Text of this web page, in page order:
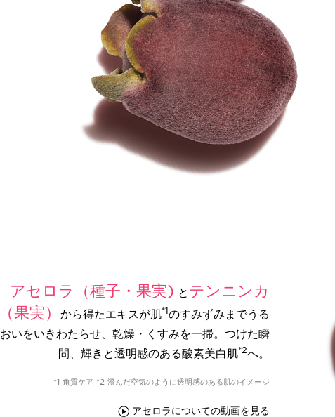
アセロラ（種子・果実) と テンニンカ
（果実）
から得たエキスが肌*1のすみずみまでうる
おいをいきわたらせ、乾燥・くすみを一掃。つけた瞬
間、輝きと透明感のある酸素美白肌*2へ。
*1 角質ケア *2 澄んだ空気のように透明感のある肌のイメージ
アセロラについての動画を見る